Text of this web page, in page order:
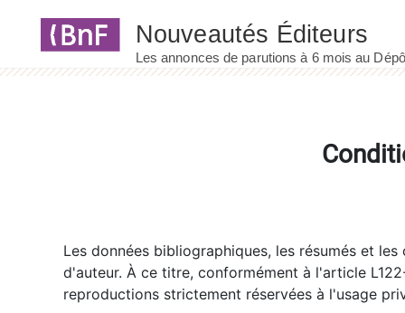
Les données bibliographiques, les résumés et
d'auteur. À ce titre, conformément à l'article
reproductions strictement réservées à l'usage